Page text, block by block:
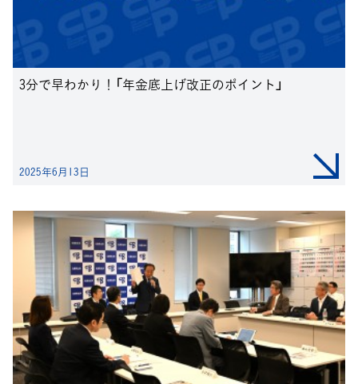
3分で早わかり！「年金底上げ改正のポイント」
2025年6月13日